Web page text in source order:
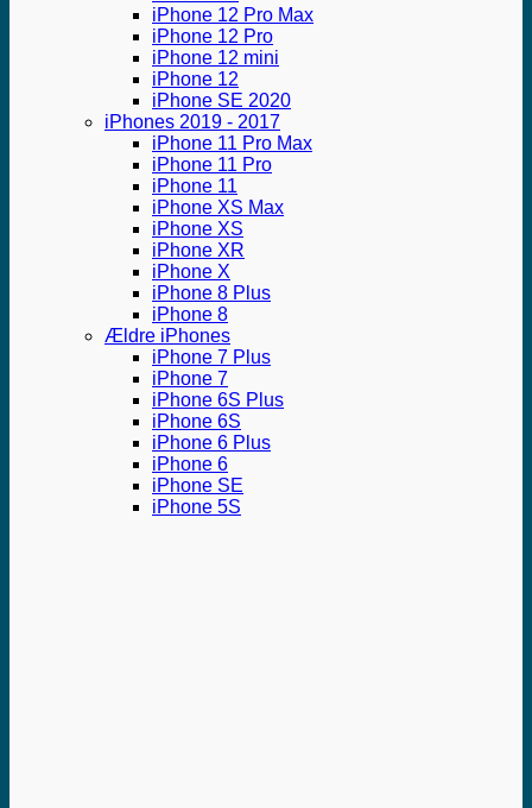
iPhone 12 Pro Max
iPhone 12 Pro
iPhone 12 mini
iPhone 12
iPhone SE 2020
iPhones 2019 - 2017
iPhone 11 Pro Max
iPhone 11 Pro
iPhone 11
iPhone XS Max
iPhone XS
iPhone XR
iPhone X
iPhone 8 Plus
iPhone 8
Ældre iPhones
iPhone 7 Plus
iPhone 7
iPhone 6S Plus
iPhone 6S
iPhone 6 Plus
iPhone 6
iPhone SE
iPhone 5S